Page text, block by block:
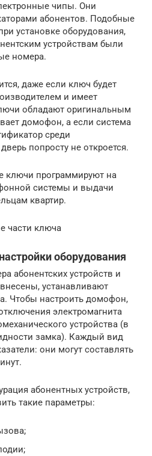
чипы. Они
абонентов. Подобные
установке оборудования,
устройствам были
номера.
даже если ключ будет
и имеет
обладают оригинальным
домофон, а если система
среди
попросту не откроется.
ключи программируют на
системы и выдачи
квартир.
части ключа
оборудования
абонентских устройств и
устанавливают
Чтобы настроить домофон,
электромагнита
устройства (в
замка). Каждый вид
они могут составлять
абонентных устройств,
такие параметры: